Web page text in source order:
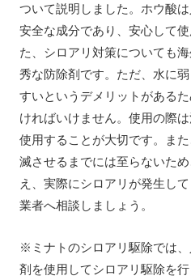
ついて説明しました。ホウ酸
安全な成分であり、安心して
た、シロアリ対策についても
秀な防除剤です。ただ、水に
すいというデメリットがある
ければいけません。使用の際
使用することが大切です。ま
滅させるまでには至らないた
え、実際にシロアリが発生し
業者へ相談しましょう。
※ミナトのシロアリ駆除では
剤を使用してシロアリ駆除を